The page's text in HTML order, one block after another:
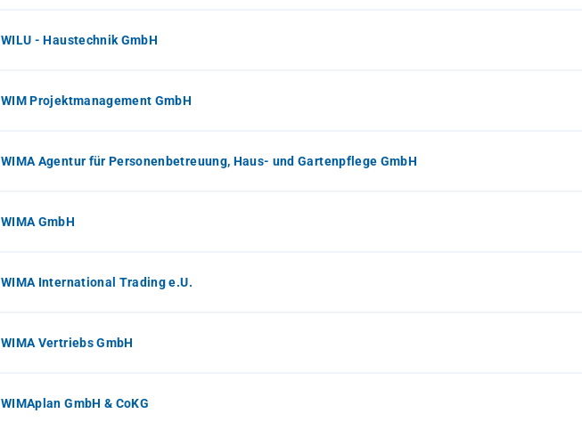
WILU - Haustechnik GmbH
WIM Projektmanagement GmbH
WIMA Agentur für Personenbetreuung, Haus- und Gartenpflege GmbH
WIMA GmbH
WIMA International Trading e.U.
WIMA Vertriebs GmbH
WIMAplan GmbH & CoKG